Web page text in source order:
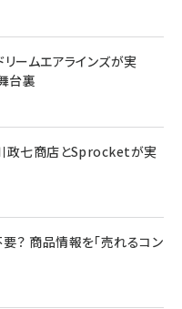
ームエアラインズが実
台裏
政七商店とSprocketが実
？ 商品情報を「売れるコン